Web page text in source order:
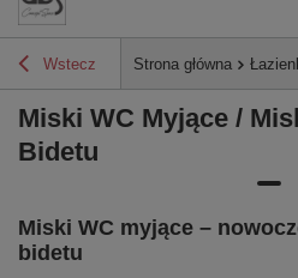
Wstecz Strona główna
Miski WC Myjące /
Bidetu
Miski WC myjące –
bidetu